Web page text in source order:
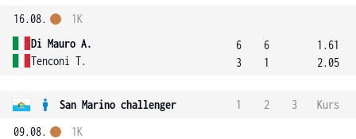
16.08.
Di Mauro A.
Tenconi T.
1K
6
3
6
1
1.61
2.05
San Marino challenger 1 2 3
Kurs
09.08.
1K